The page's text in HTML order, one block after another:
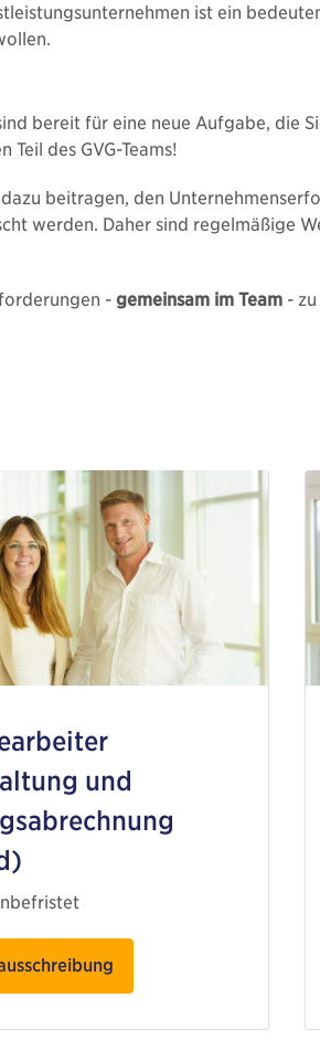
ist ein
bereit für eine neue Aufgabe, die
des GVG-Teams!
beitragen, den
werden. Daher sind regelmäßige
- gemeinsam im Team -
und